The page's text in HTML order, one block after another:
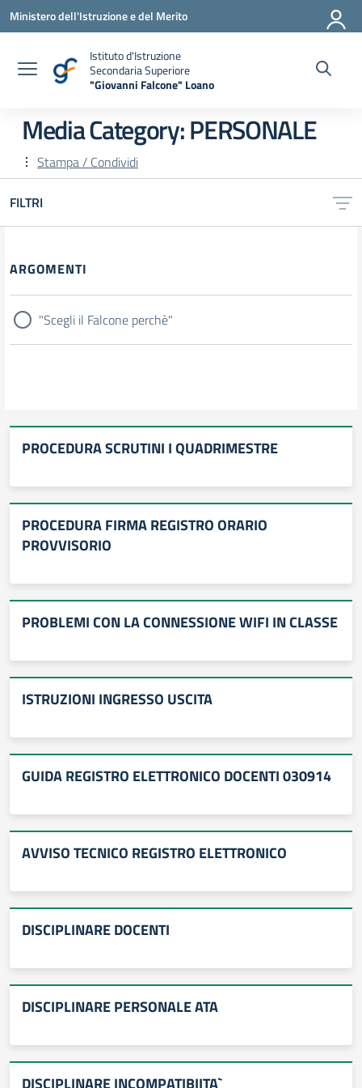
Vai ai contenuti
Vai al menu di navigazione
Vai al footer
Ministero dell'Istruzione e del Merito
Istituto d'Istruzione
Secondaria Superiore
"Giovanni Falcone" Loano
Media Category:PERSONALE
Stampa / Condividi
FILTRI
Filtri
ARGOMENTI
"Scegli il Falcone perchè"
PROCEDURA SCRUTINI I QUADRIMESTRE
PROCEDURA FIRMA REGISTRO ORARIO
PROVVISORIO
PROBLEMI CON LA CONNESSIONE WIFI IN CLASSE
ISTRUZIONI INGRESSO USCITA
GUIDA REGISTRO ELETTRONICO DOCENTI 030914
AVVISO TECNICO REGISTRO ELETTRONICO
DISCIPLINARE DOCENTI
DISCIPLINARE PERSONALE ATA
DISCIPLINARE INCOMPATIBIITA`